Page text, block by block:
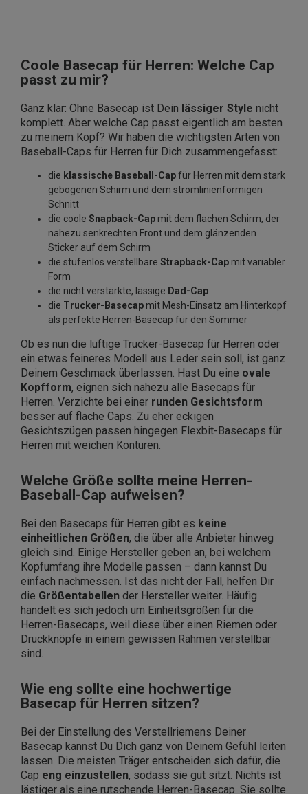
Coole Basecap für Herren: Welche Cap
passt zu mir?
Ganz klar: Ohne Basecap ist Dein lässiger Style nicht
komplett. Aber welche Cap passt eigentlich am besten
zu meinem Kopf? Wir haben die wichtigsten Arten von
Baseball-Caps für Herren für Dich zusammengefasst:
die klassische Baseball-Capfür Herren mit dem stark
gebogenen Schirm und dem stromlinienförmigen
Schnitt
die coole Snapback-Cap mit dem flachen Schirm, der
nahezu senkrechten Front und dem glänzenden
Sticker auf dem Schirm
die stufenlos verstellbare Strapback-Cap mit variabler
Form
die nicht verstärkte, lässige Dad-Cap
die Trucker-Basecap mit Mesh-Einsatz am Hinterkopf
als perfekte Herren-Basecap für den Sommer
Ob es nun die luftige Trucker-Basecap für Herren oder
ein etwas feineres Modell aus Leder sein soll, ist ganz
Deinem Geschmack überlassen. Hast Du eine ovale
Kopfform, eignen sich nahezu alle Basecaps für
Herren. Verzichte bei einer runden Gesichtsform
besser auf flache Caps. Zu eher eckigen
Gesichtszügen passen hingegen Flexbit-Basecaps für
Herren mit weichen Konturen.
Welche Größe sollte meine Herren-
Baseball-Cap aufweisen?
Bei den Basecaps für Herren gibt es keine
einheitlichen Größen, die über alle Anbieter hinweg
gleich sind. Einige Hersteller geben an, bei welchem
Kopfumfang ihre Modelle passen – dann kannst Du
einfach nachmessen. Ist das nicht der Fall, helfen Dir
die Größentabellen der Hersteller weiter. Häufig
handelt es sich jedoch um Einheitsgrößen für die
Herren-Basecaps, weil diese über einen Riemen oder
Druckknöpfe in einem gewissen Rahmen verstellbar
sind.
Wie eng sollte eine hochwertige
Basecap für Herren sitzen?
Bei der Einstellung des Verstellriemens Deiner
Basecap kannst Du Dich ganz von Deinem Gefühl leiten
lassen. Die meisten Träger entscheiden sich dafür, die
Cap eng einzustellen, sodass sie gut sitzt. Nichts ist
lästiger als eine rutschende Herren-Basecap. Sie sollte